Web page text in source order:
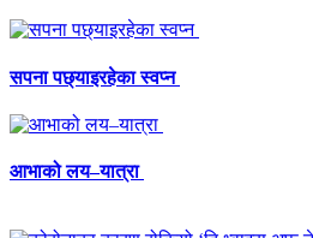
सपना पछ्याइरहेका स्वप्न
आभाको लय–यात्रा